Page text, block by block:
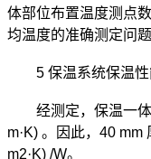
体部位布置温度测点
均温度的准确测定问题
5 保温系统保温
经测定，保温一
m·K) 。因此，40
m2·K) /W。